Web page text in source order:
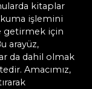
kitaplar
işlemini
getirmek için
arayüz,
da dahil olmak
Amacımız,